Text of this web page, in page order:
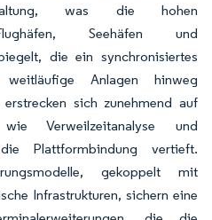
was die hohen
Seehäfen und
die ein synchronisiertes
weitläufige Anlagen hinweg
sich zunehmend auf
Verweilzeitanalyse und
Plattformbindung vertieft.
gekoppelt mit
Infrastrukturen, sichern eine